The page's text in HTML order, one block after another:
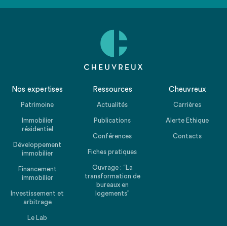
Nos expertises
Patrimoine
Immobilier
résidentiel
Développement
immobilier
Financement
immobilier
Investissement et
arbitrage
Le Lab
Ressources
Actualités
Publications
Conférences
Fiches pratiques
Ouvrage : “La
transformation de
bureaux en
logements”
Cheuvreux
Carrières
Alerte Ethique
Contacts